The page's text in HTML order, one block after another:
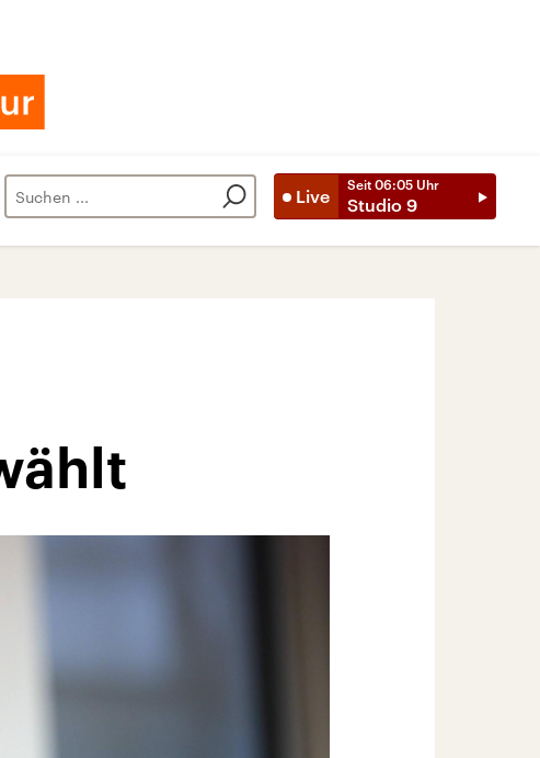
Live
Seit 06:05 Uhr
Studio 9